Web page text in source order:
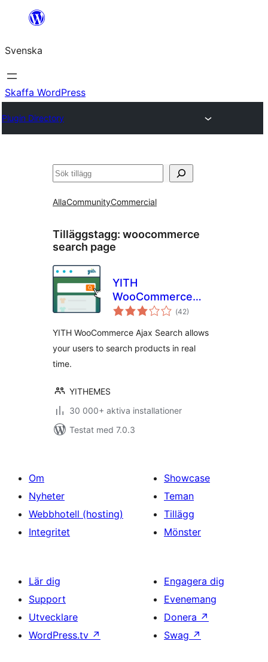
Hoppa
innehåll
Svenska
Skaffa WordPress
Plugin Directory
Sök
AllaCommunityCommercial
Tilläggstagg: woocommerce
search page
YITH
WooCommerce
Ajax Search (Totalt
antal
42)
YITH WooCommerce Ajax Search allows
your users to search products in real
time.
YITHEMES
30 000+ aktiva installationer
Testat med 7.0.3
Om
Nyheter
Webbhotell (hosting)
Integritet
Showcase
Teman
Tillägg
Mönster
Lär dig
Support
Utvecklare
WordPress.tv ↗
Engagera dig
Evenemang
Donera ↗
Swag ↗